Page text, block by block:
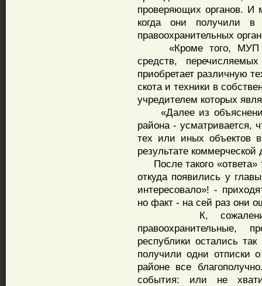
проверяющих органов. И
когда они получили в
правоохранительных
«Кроме того, МУП
средств,
приобретает различную
скота и техники в
учредителем которых
«Далее из
района - усматривается,
тех или иных объектов
результате коммерческой
После такого «ответа»
откуда появились у
интересовало»! -
но факт - на сей раз они
К, сожалению
правоохранительные,
республики остались
получили одни отписки
районе все
события: или не